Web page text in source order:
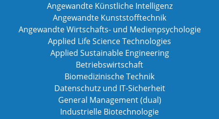
Angewandte Künstliche Intelligenz
Angewandte Kunststofftechnik
Angewandte Wirtschafts- und Medienpsychologie
Applied Life Science Technologies
Applied Sustainable Engineering
Betriebswirtschaft
Biomedizinische Technik
Datenschutz und IT-Sicherheit
General Management (dual)
Industrielle Biotechnologie